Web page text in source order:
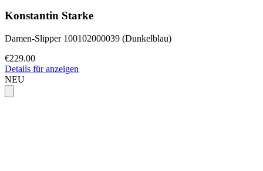
Konstantin Starke
Damen-Slipper 100102000039 (Dunkelblau)
€229.00
Details für anzeigen
NEU